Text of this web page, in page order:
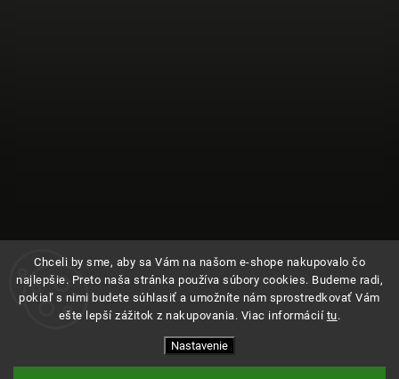
Chceli by sme, aby sa Vám na našom e-shope nakupovalo čo
najlepšie. Preto naša stránka používa súbory cookies. Budeme radi,
pokiaľ s nimi budete súhlasiť a umožníte nám sprostredkovať Vám
ešte lepší zážitok z nakupovania. Viac informácií tu.
Nastavenie
Sledovať na Instagrame
Copyright 2026Kde bolo. Všetky práva vyhradené.